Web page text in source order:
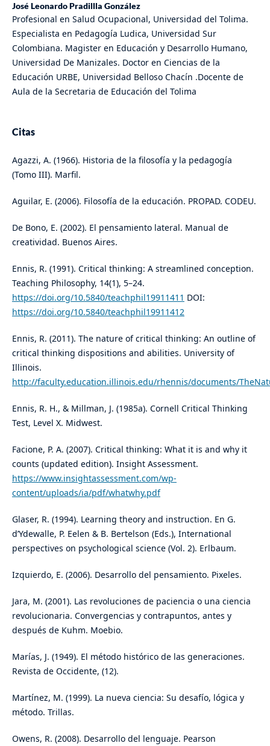
José Leonardo Pradillla González
Profesional en Salud Ocupacional, Universidad del Tolima.
Especialista en Pedagogía Ludica, Universidad Sur
Colombiana. Magister en Educación y Desarrollo Humano,
Universidad De Manizales. Doctor en Ciencias de la
Educación URBE, Universidad Belloso Chacín .Docente de
Aula de la Secretaria de Educación del Tolima
Citas
Agazzi, A. (1966). Historia de la filosofía y la pedagogía
(Tomo III). Marfil.
Aguilar, E. (2006). Filosofía de la educación. PROPAD. CODEU.
De Bono, E. (2002). El pensamiento lateral. Manual de
creatividad. Buenos Aires.
Ennis, R. (1991). Critical thinking: A streamlined conception.
Teaching Philosophy, 14(1), 5–24.
https://doi.org/10.5840/teachphil19911411 DOI:
https://doi.org/10.5840/teachphil19911412
Ennis, R. (2011). The nature of critical thinking: An outline of
critical thinking dispositions and abilities. University of
Illinois.
http://faculty.education.illinois.edu/rhennis/documents/
Ennis, R. H., & Millman, J. (1985a). Cornell Critical Thinking
Test, Level X. Midwest.
Facione, P. A. (2007). Critical thinking: What it is and why it
counts (updated edition). Insight Assessment.
https://www.insightassessment.com/wp-
content/uploads/ia/pdf/whatwhy.pdf
Glaser, R. (1994). Learning theory and instruction. En G.
d’Ydewalle, P. Eelen & B. Bertelson (Eds.), International
perspectives on psychological science (Vol. 2). Erlbaum.
Izquierdo, E. (2006). Desarrollo del pensamiento. Pixeles.
Jara, M. (2001). Las revoluciones de paciencia o una ciencia
revolucionaria. Convergencias y contrapuntos, antes y
después de Kuhm. Moebio.
Marías, J. (1949). El método histórico de las generaciones.
Revista de Occidente, (12).
Martínez, M. (1999). La nueva ciencia: Su desafío, lógica y
método. Trillas.
Owens, R. (2008). Desarrollo del lenguaje. Pearson